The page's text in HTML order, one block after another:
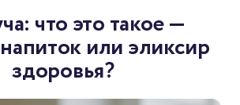
что это такое —
или эликсир
здоровья?